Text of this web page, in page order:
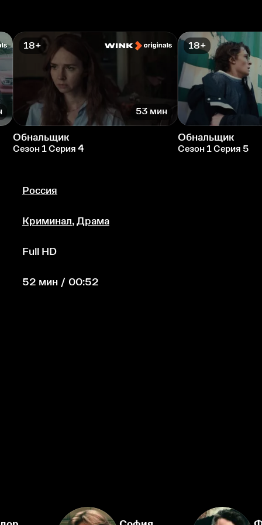
18+
53 мин
Обнальщик
Сезон 1 Серия 4
18+
Обнальщик
Сезон 1 Серия 5
Россия
Криминал, Драма
Full HD
52 мин / 00:52